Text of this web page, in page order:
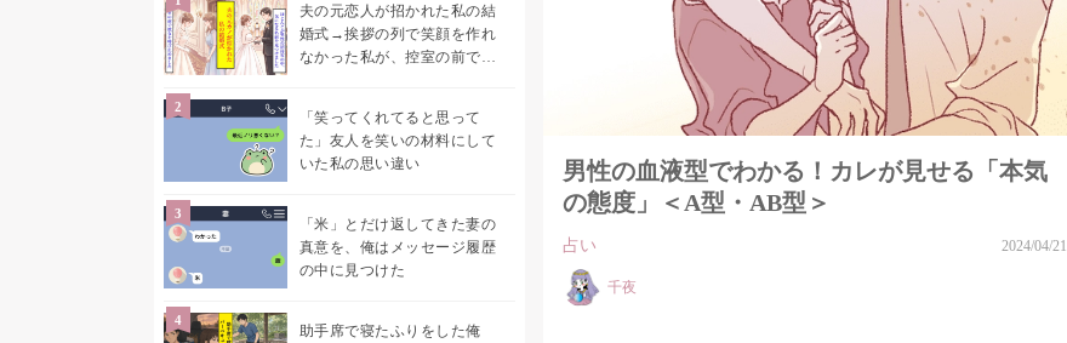
夫の元恋人が招かれた私の結
婚式→挨拶の列で笑顔を作れ
なかった私が、控室の前で彼
「笑ってくれてると思って
た」友人を笑いの材料にして
いた私の思い違い
「米」とだけ返してきた妻の
真意を、俺はメッセージ履歴
の中に見つけた
助手席で寝たふりをした俺
男性の血液型でわかる！カレが見せる「本気
の態度」＜A型・AB型＞
占い 2024/04/21
千夜